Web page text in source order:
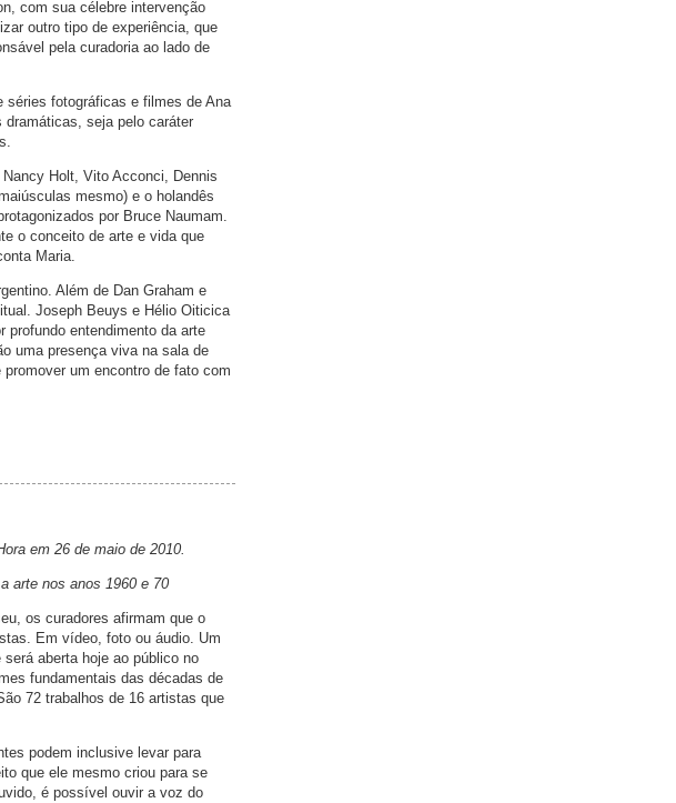
com sua célebre intervenção
outro tipo de experiência, que
pela curadoria ao lado de
séries fotográficas e filmes de Ana
dramáticas, seja pelo caráter
Holt, Vito Acconci, Dennis
mesmo) e o holandês
por Bruce Naumam.
o conceito de arte e vida que
Maria.
Além de Dan Graham e
Joseph Beuys e Hélio Oiticica
profundo entendimento da arte
uma presença viva na sala de
um encontro de fato com
em 26 de maio de 2010.
arte nos anos 1960 e 70
os curadores afirmam que o
Em vídeo, foto ou áudio. Um
aberta hoje ao público no
fundamentais das décadas de
72 trabalhos de 16 artistas que
podem inclusive levar para
que ele mesmo criou para se
é possível ouvir a voz do